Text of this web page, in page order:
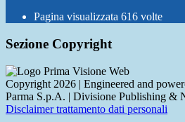
Pagina visualizzata 616 volte
Sezione Copyright
Copyright 2026 | Engineered and
Parma S.p.A. | Divisione Publishing &
Disclaimer trattamento dati personali